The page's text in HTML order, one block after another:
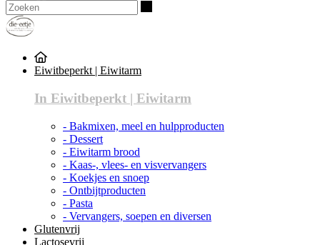
Eiwitbeperkt | Eiwitarm
In Eiwitbeperkt | Eiwitarm
- Bakmixen, meel en hulpproducten
- Dessert
- Eiwitarm brood
- Kaas-, vlees- en visvervangers
- Koekjes en snoep
- Ontbijtproducten
- Pasta
- Vervangers, soepen en diversen
Glutenvrij
Lactosevrij